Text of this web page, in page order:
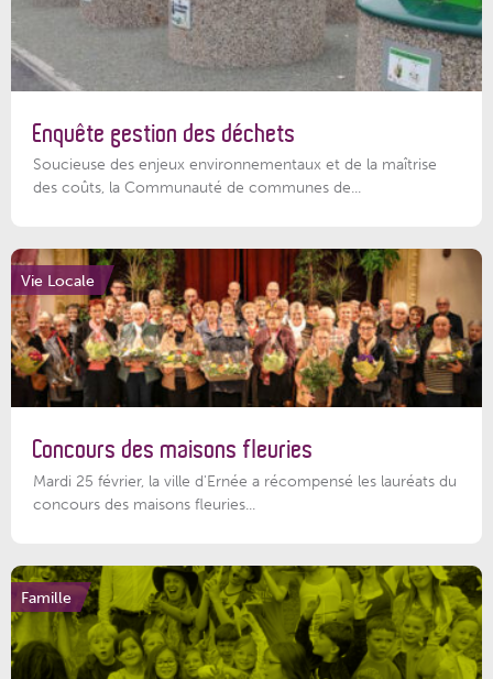
Enquête gestion des déchets
Soucieuse des enjeux environnementaux et de la maîtrise
des coûts, la Communauté de communes de...
Vie Locale
Concours des maisons fleuries
Mardi 25 février, la ville d'Ernée a récompensé les lauréats du
concours des maisons fleuries...
Famille